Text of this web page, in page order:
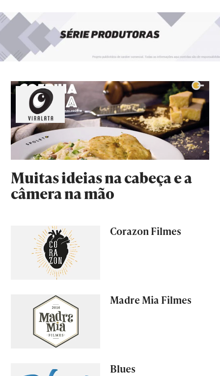
Muitas ideias na cabeça e a
câmera na mão
Corazon Filmes
Madre Mia Filmes
Blues